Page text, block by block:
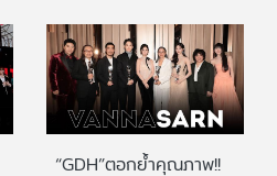
“GDH”ตอกย้ำคุณภาพ!!